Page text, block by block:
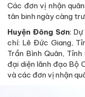
Các đơn vị nhận
tân binh ngày càng
Huyện Đông Sơn:
chí: Lê Đức Giang,
Trần Bình Quân,
đại diện lãnh đạo Bộ
và các đơn vị nhận